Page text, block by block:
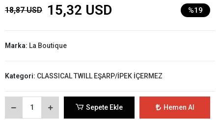
18,87 USD 15,32 USD %19
Marka: La Boutique
Kategori: CLASSICAL TWILL EŞARP/İPEK İÇERMEZ
Sepete Ekle Hemen Al